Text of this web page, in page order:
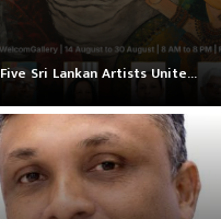
Five Sri Lankan Artists Unite...